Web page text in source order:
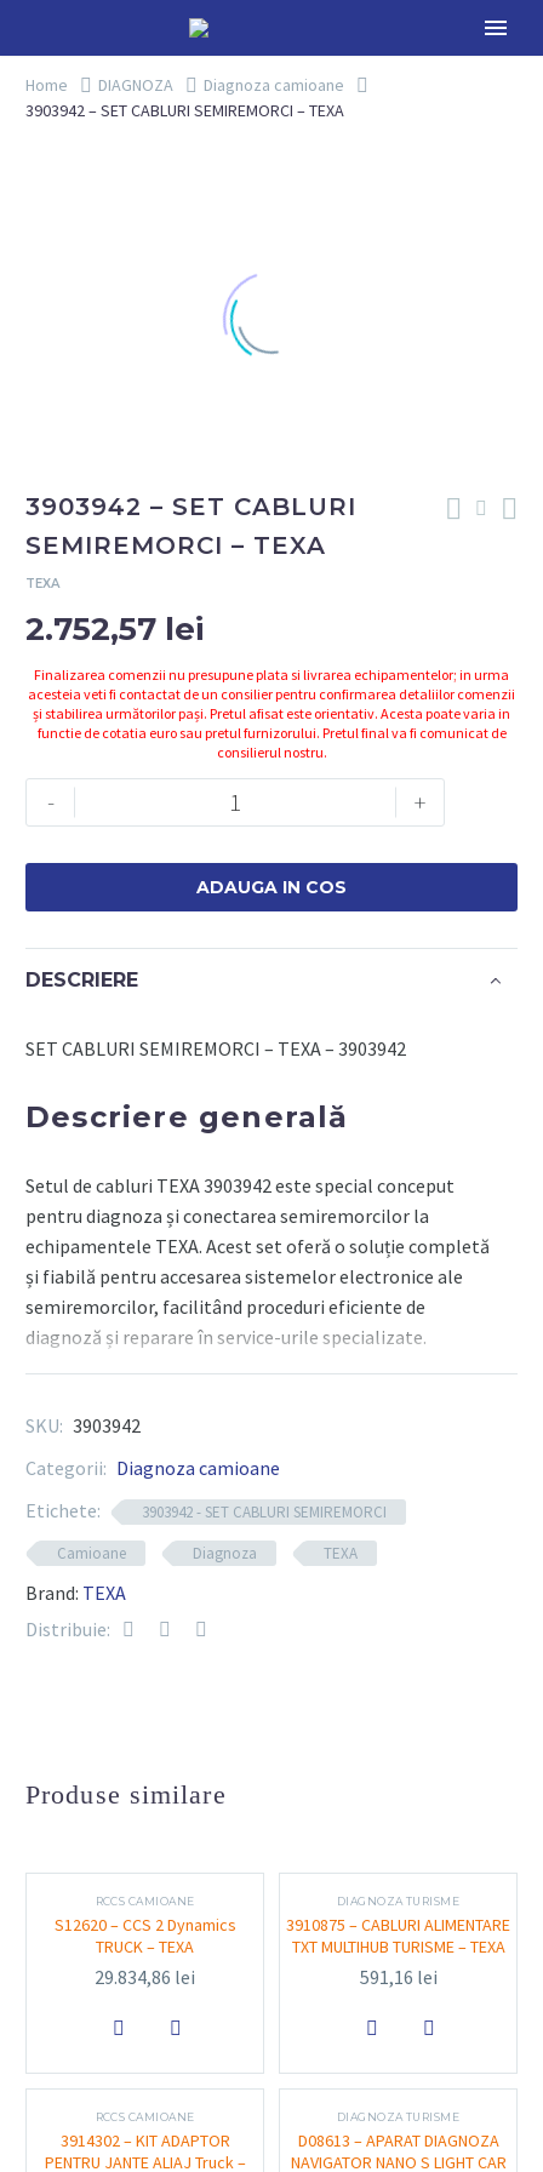
Home DIAGNOZA
Diagnoza camioane
3903942 – SET CABLURI SEMIREMORCI – TEXA
3903942 – SET CABLURI
SEMIREMORCI – TEXA
TEXA
2.752,57 lei
Finalizarea comenzii nu presupune plata si livrarea echipamentelor; in urma
acesteia veti fi contactat de un consilier pentru confirmarea detaliilor comenzii
și stabilirea următorilor pași. Pretul afisat este orientativ. Acesta poate varia in
functie de cotatia euro sau pretul furnizorului. Pretul final va fi comunicat de
consilierul nostru.
-
Cantitate
3903942
CABLURI
SEMIREMORCI
-
+
ADAUGA IN COS
DESCRIERE
SET CABLURI SEMIREMORCI – TEXA – 3903942
Descriere generală
Setul de cabluri TEXA 3903942 este special conceput
pentru diagnoza și conectarea semiremorcilor la
echipamentele TEXA. Acest set oferă o soluție completă
și fiabilă pentru accesarea sistemelor electronice ale
semiremorcilor, facilitând proceduri eficiente de
diagnoză și reparare în service-urile specializate.
Componente tehnice
Cod produs RX:3903942 – Set cabluri semiremorci
Compatibilitate:proiectat pentru semiremorci
diverse mărci și modele
Conectori multipli:
profesionale
spații restrânse
Funcționalitate și utilizare
Conectare facilă:asigură o legătură rapidă și
sigură între testerul TEXA și sistemele electronice
ale semiremorcii.
SKU: 3903942
Categorii: Diagnoza camioane
Etichete:
3903942 - SET CABLURI SEMIREMORCI
Camioane
Diagnoza TEXA
Brand: TEXA
Distribuie:
Produse similare
RCCS CAMIOANE
S12620 – CCS 2 Dynamics
TRUCK – TEXA
29.834,86 lei

DIAGNOZA TURISME
3910875 – CABLURI ALIMENTARE
TXT MULTIHUB TURISME – TEXA
591,16 lei

RCCS CAMIOANE
3914302 – KIT ADAPTOR
PENTRU JANTE ALIAJ Truck –
DIAGNOZA TURISME
D08613 – APARAT DIAGNOZA
NAVIGATOR NANO S LIGHT CAR